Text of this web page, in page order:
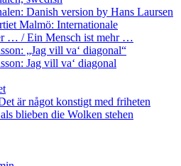
Danish version by Hans Laursen
Malmö: Internationale
… / Ein Mensch ist mehr …
„Jag vill va‘ diagonal“
Jag vill va‘ diagonal
är något konstigt med friheten
blieben die Wolken stehen